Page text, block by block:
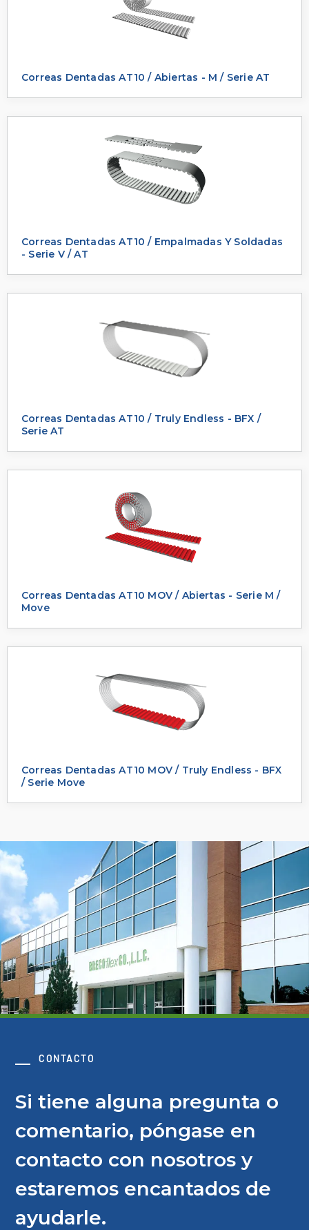
Correas Dentadas AT10 / Abiertas - M / Serie AT
Correas Dentadas AT10 / Empalmadas Y Soldadas
- Serie V / AT
Correas Dentadas AT10 / Truly Endless - BFX /
Serie AT
Correas Dentadas AT10 MOV / Abiertas - Serie M /
Move
Correas Dentadas AT10 MOV / Truly Endless - BFX
/ Serie Move
CONTACTO
Si tiene alguna pregunta o
comentario, póngase en
contacto con nosotros y
estaremos encantados de
ayudarle.